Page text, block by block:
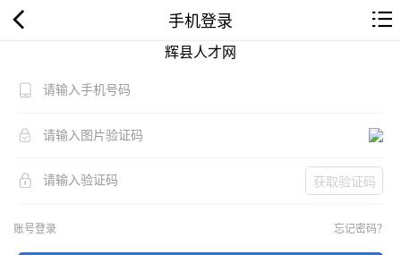
手机登录
辉县人才网
获取验证码
账号登录 忘记密码？